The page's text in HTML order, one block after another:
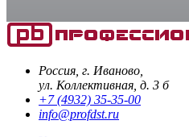
Россия, г. Иваново,
ул. Коллективная, д. 3 б
+7 (4932) 35-35-00
info@profdst.ru